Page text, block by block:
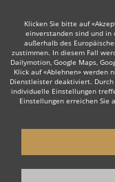
Klicken Sie bitte auf
einverstanden sind und
außerhalb des
zustimmen. In diesem Fall
Dailymotion, Google Maps,
Klick auf «Ablehnen» werden
Dienstleister deaktiviert. Durch
individuelle Einstellungen
Einstellungen erreichen Sie